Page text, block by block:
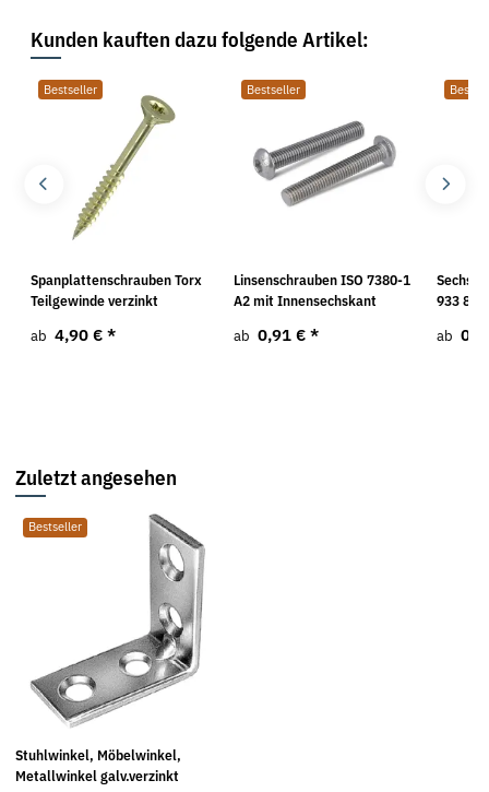
Kunden kauften dazu folgende Artikel:
Bestseller
Spanplattenschrauben Torx
Teilgewinde verzinkt
ab 4,90 € *
Bestseller
Linsenschrauben ISO 7380-1
A2 mit Innensechskant
ab 0,91 € *
933 8.8
ab
Zuletzt angesehen
Bestseller
Stuhlwinkel, Möbelwinkel,
Metallwinkel galv.verzinkt